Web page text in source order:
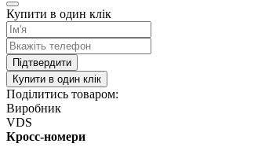
Купити в один клік
Підтвердити
Купити в один клік
Поділитись товаром:
Виробник
VDS
Кросс-номери